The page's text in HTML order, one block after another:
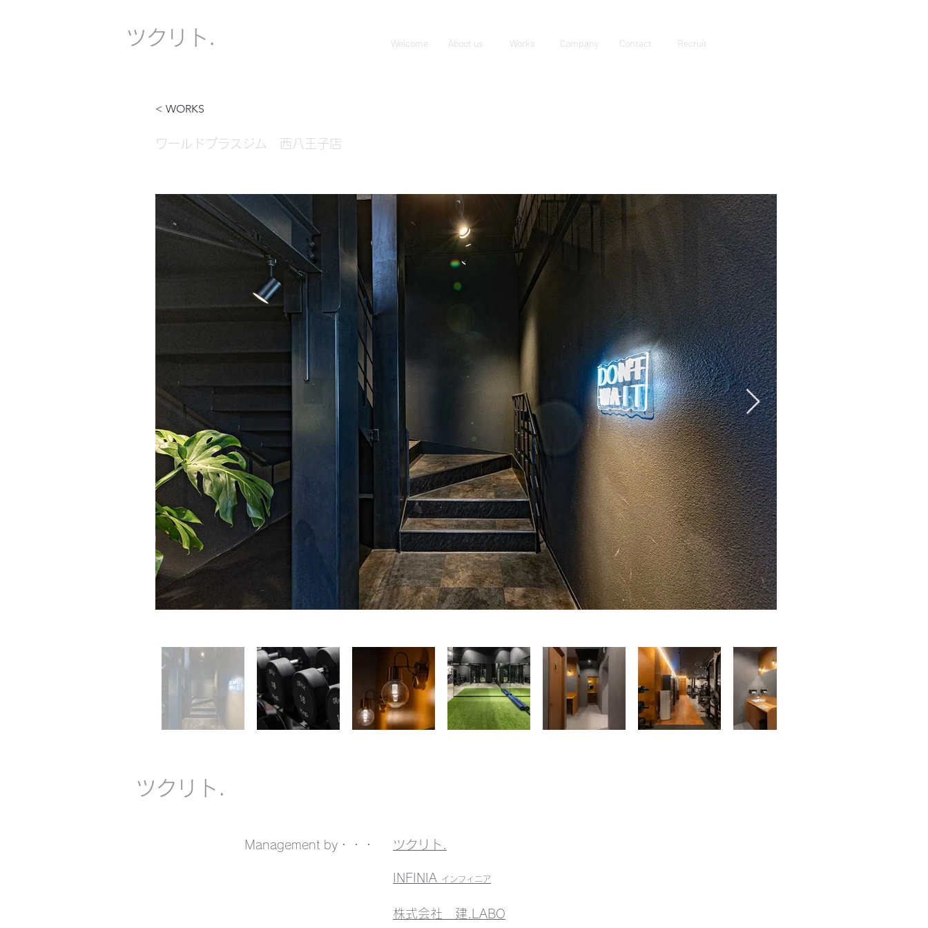
​ツクリト. Welcome About us Works Company Contact Recruit
< WORKS
ワールドプラスジム 西八王子店
​ツクリト.
Management by・・・ ツクリト.
INFINIA インフィニア
​株式会社 建.LABO